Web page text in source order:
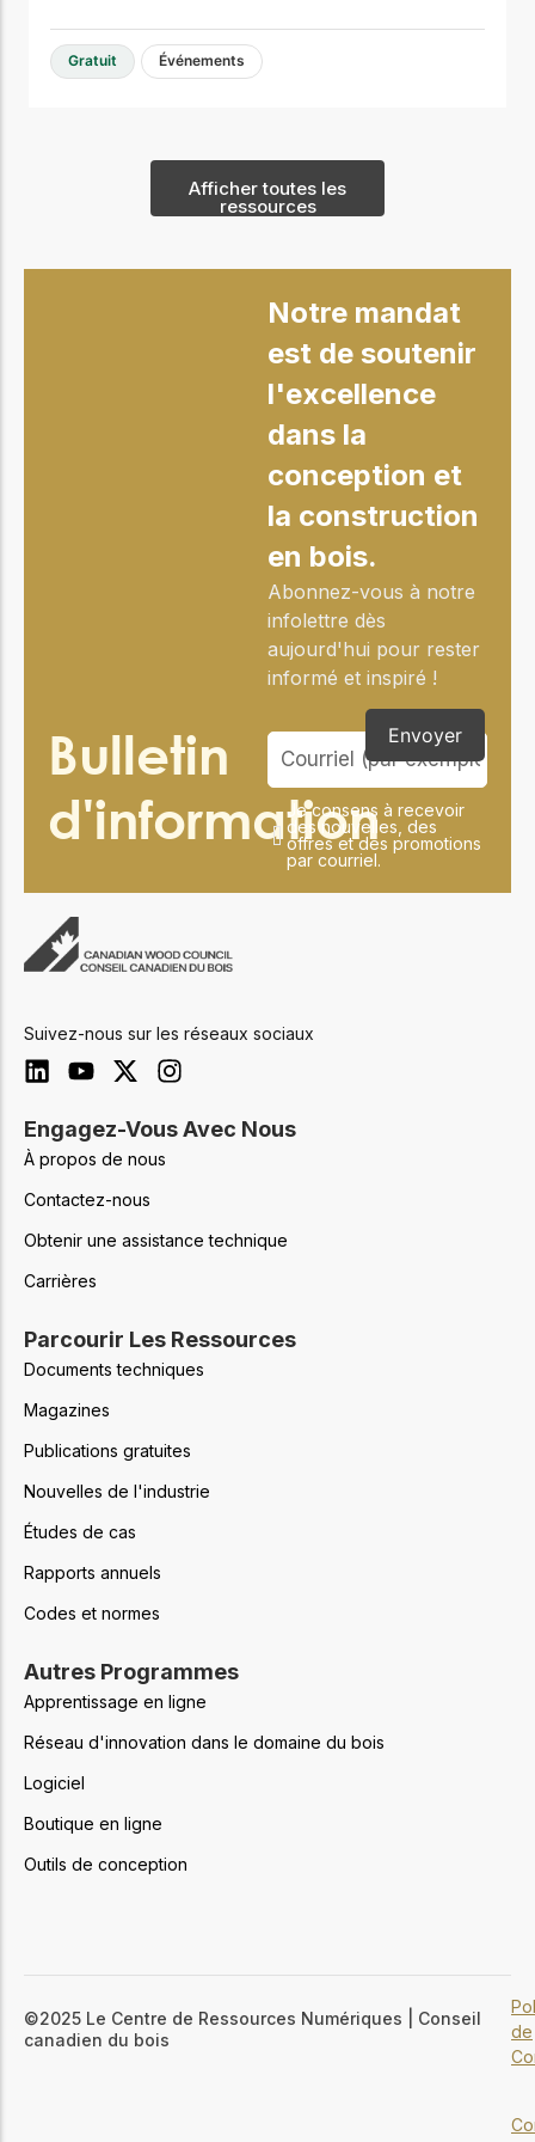
Gratuit Événements
Afficher toutes les
ressources
Bulletin
d'information
Notre mandat
est de soutenir
l'excellence
dans la
conception et
la construction
en bois.
Abonnez-vous à notre
infolettre dès
aujourd'hui pour rester
informé et inspiré !
Je consens à recevoir
des nouvelles, des
offres et des promotions
par courriel.
Envoyer
Suivez-nous sur les réseaux sociaux
Engagez-Vous Avec Nous
À propos de nous
Contactez-nous
Obtenir une assistance technique
Carrières
Parcourir Les Ressources
Documents techniques
Magazines
Publications gratuites
Nouvelles de l'industrie
Études de cas
Rapports annuels
Codes et normes
Autres Programmes
Apprentissage en ligne
Réseau d'innovation dans le domaine du bois
Logiciel
Boutique en ligne
Outils de conception
©2025 Le Centre de Ressources Numériques | Conseil
canadien du bois
de